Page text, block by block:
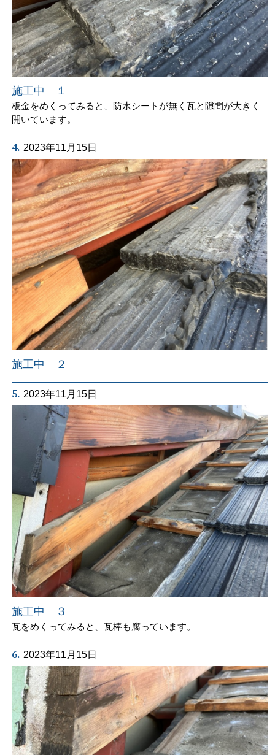
施工中 １
板金をめくってみると、防水シートが無く瓦と隙間が大きく
開いています。
4. 2023年11月15日
施工中 ２
5. 2023年11月15日
施工中 ３
瓦をめくってみると、瓦棒も腐っています。
6. 2023年11月15日